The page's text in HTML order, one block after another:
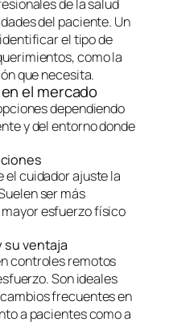
de la salud
del paciente. Un
el tipo de
como la
que necesita.
el mercado
dependiendo
y del entorno donde
el cuidador ajuste la
ser más
esfuerzo físico
su ventaja
controles remotos
Son ideales
frecuentes en
a pacientes como a